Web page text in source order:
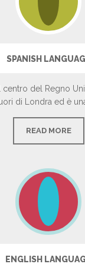
SPANISH
centro del Regno
di Londra ed è
READ MORE
ENGLISH